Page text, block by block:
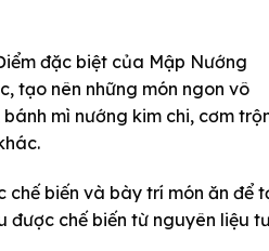
đặc biệt của Mập Nướng
tạo nên những món ngon vô
mì nướng kim chi, cơm
chế biến và bày trí món ăn để
được chế biến từ nguyên liệu